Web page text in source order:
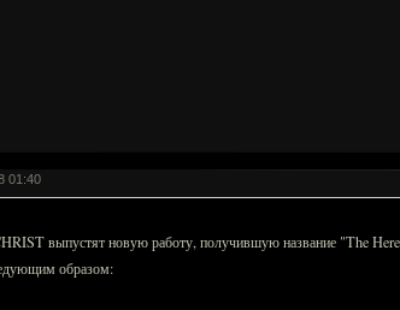
01:40
выпустят новую работу, получившую название "The
образом: